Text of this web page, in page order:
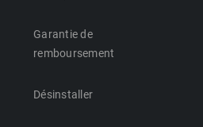
Garantie de
remboursement
Désinstaller